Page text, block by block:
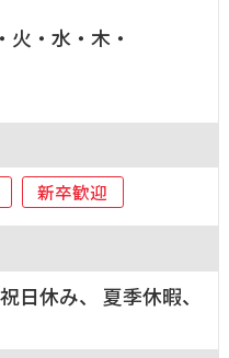
火・水・木・
新卒歓迎
日休み、 夏季休暇、